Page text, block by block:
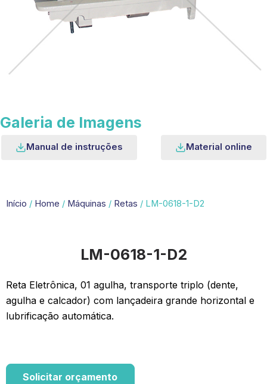
Galeria de Imagens
Manual de instruções Material online
Início / Home / Máquinas / Retas / LM-0618-1-D2
LM-0618-1-D2
Reta Eletrônica, 01 agulha, transporte triplo (dente,
agulha e calcador) com lançadeira grande horizontal e
lubrificação automática.
Solicitar orçamento